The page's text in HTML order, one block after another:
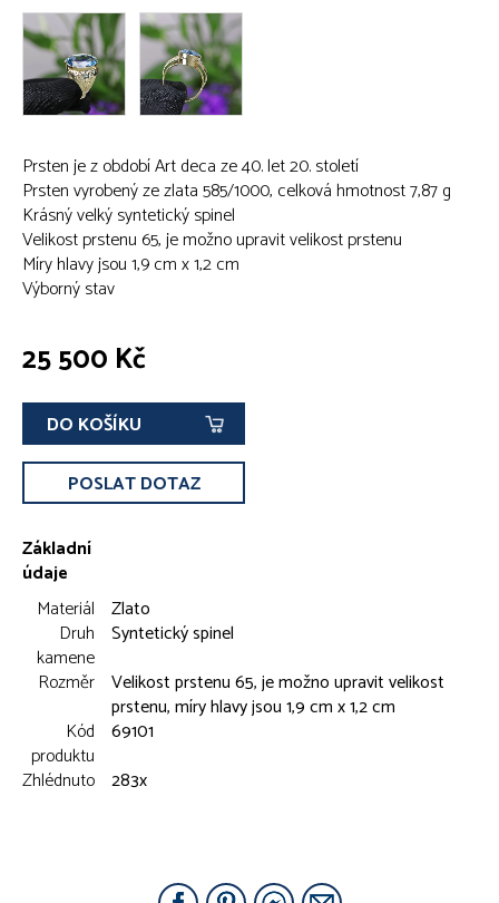
Prsten je z období Art deca ze 40. let 20. století
Prsten vyrobený ze zlata 585/1000, celková hmotnost 7,87 g
Krásný velký syntetický spinel
Velikost prstenu 65, je možno upravit velikost prstenu
Míry hlavy jsou 1,9 cm x 1,2 cm
Výborný stav
25 500 Kč
DO KOŠÍKU
POSLAT DOTAZ
Základní
údaje
Materiál Zlato
Druh
kamene
Syntetický spinel
Rozměr Velikost prstenu 65, je možno upravit velikost
prstenu, míry hlavy jsou 1,9 cm x 1,2 cm
Kód
produktu
69101
Zhlédnuto 283x